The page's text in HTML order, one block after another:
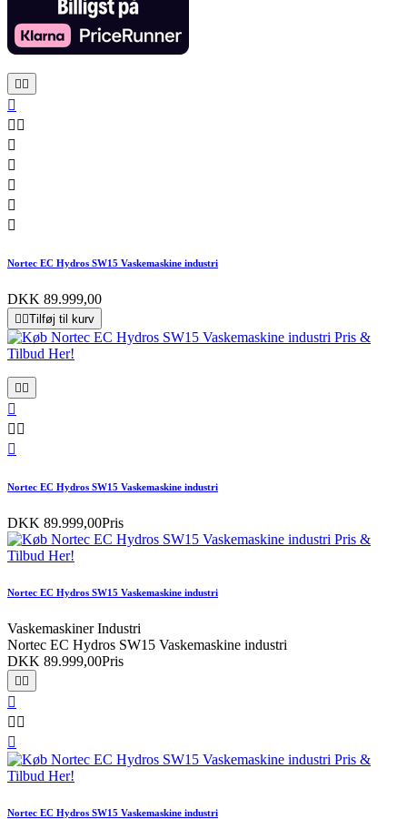
 

 





Nortec EC Hydros SW15 Vaskemaskine industri
DKK 89.999,00
 Tilføj til kurv
 

 

Nortec EC Hydros SW15 Vaskemaskine industri
DKK 89.999,00Pris
Nortec EC Hydros SW15 Vaskemaskine industri
Vaskemaskiner Industri
Nortec EC Hydros SW15 Vaskemaskine industri
DKK 89.999,00Pris


 

Nortec EC Hydros SW15 Vaskemaskine industri